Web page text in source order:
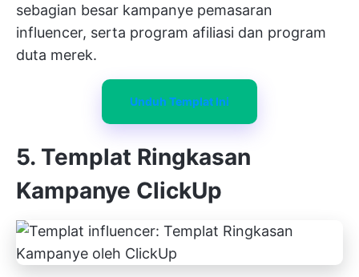
sebagian besar kampanye pemasaran
influencer, serta program afiliasi dan program
duta merek.
Unduh Templat Ini
5. Templat Ringkasan
Kampanye ClickUp